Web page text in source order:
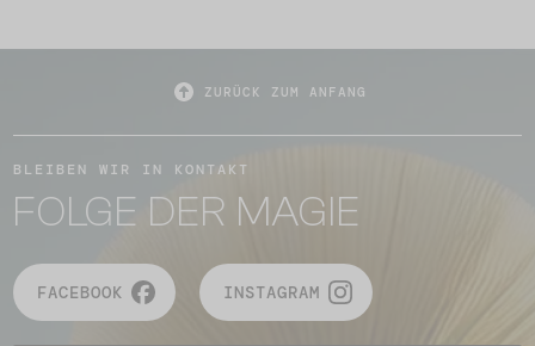
ZURÜCK ZUM ANFANG
BLEIBEN WIR IN KONTAKT
FOLGE DER MAGIE
FACEBOOK INSTAGRAM